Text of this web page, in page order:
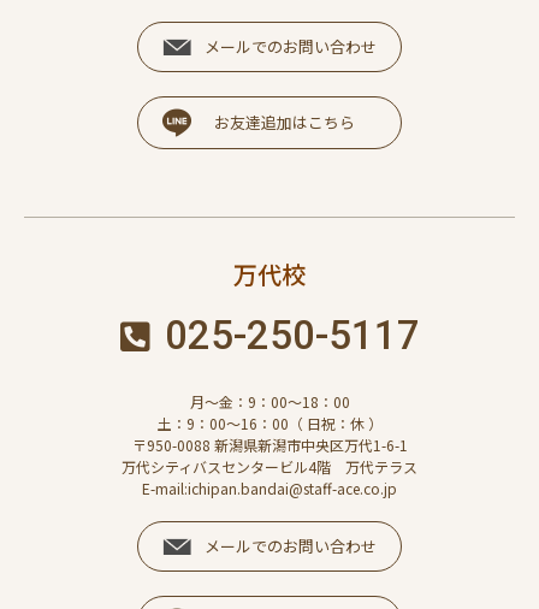
メールでのお問い合わせ
お友達追加はこちら
万代校
025-250-5117
月～金：9：00～18：00
土：9：00～16：00（ 日祝：休 ）
〒950-0088 新潟県新潟市中央区万代1-6-1
万代シティバスセンタービル4階 万代テラス
E-mail:ichipan.bandai@staff-ace.co.jp
メールでのお問い合わせ